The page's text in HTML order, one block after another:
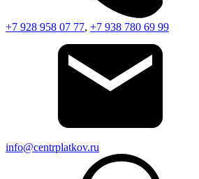
+7 928 958 07 77, +7 938 780 69 99
info@centrplatkov.ru